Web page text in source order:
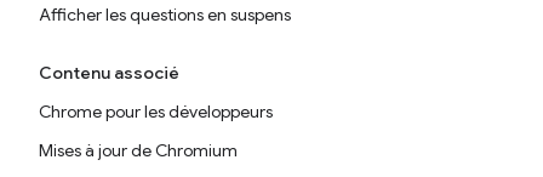
Afficher les questions en suspens
Contenu associé
Chrome pour les développeurs
Mises à jour de Chromium